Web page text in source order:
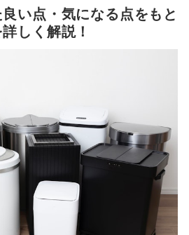
い点・気になる点をもと
しく解説！